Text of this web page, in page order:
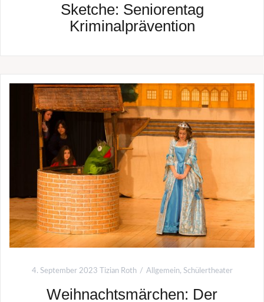
Sketche: Seniorentag
Kriminalprävention
4. September 2023 Tizian Roth Allgemein, Schülertheater
Weihnachtsmärchen: Der